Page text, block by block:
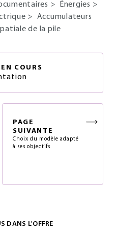
> Énergies >
> Accumulateurs
de la pile
COURS
PAGE
SUIVANTE
Choix du modèle adapté
à ses objectifs
DANS L'OFFRE